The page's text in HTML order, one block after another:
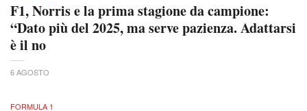
F1, Norris e la prima stagione da campione:
“Dato più del 2025, ma serve pazienza. Adattarsi
è il no
6 AGOSTO
FORMULA 1